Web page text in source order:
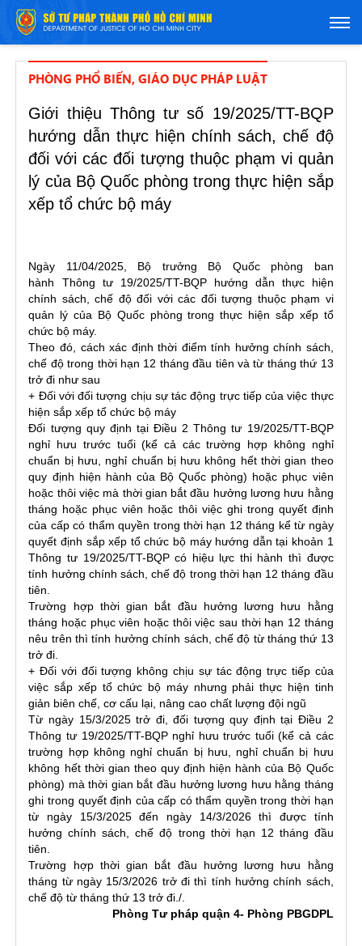
PHÒNG PHỔ BIẾN, GIÁO DỤC PHÁP LUẬT
Giới thiệu Thông tư số 19/2025/TT-BQP
hướng dẫn thực hiện chính sách, chế độ
đối với các đối tượng thuộc phạm vi quản
lý của Bộ Quốc phòng trong thực hiện sắp
xếp tổ chức bộ máy
Ngày 11/04/2025, Bộ trưởng Bộ Quốc phòng ban
hành Thông tư 19/2025/TT-BQPhướng dẫn thực hiện
chính sách, chế độ đối với các đối tượng thuộc phạm vi
quản lý của Bộ Quốc phòng trong thực hiện sắp xếp tổ
chức bộ máy.
Theo đó, cách xác định thời điểmtính hưởng chính sách,
chế độ trong thời hạn 12 tháng đầu tiên và từ tháng thứ 13
trở đi như sau
+ Đối với đối tượng chịu sự tác động trực tiếp của việc thực
hiện sắp xếp tổ chức bộ máy
Đối tượng quy định tại Điều 2 Thông tư 19/2025/TT-BQP
nghỉ hưu trước tuổi (kể cả các trường hợp không nghỉ
chuẩn bị hưu, nghỉ chuẩn bị hưu không hết thời gian theo
quy định hiện hành của Bộ Quốc phòng) hoặc phục viên
hoặc thôi việc mà thời gian bắt đầu hưởng lương hưu hằng
tháng hoặc phục viên hoặc thôi việc ghi trong quyết định
của cấp có thẩm quyền trong thời hạn 12 tháng kể từ ngày
quyết định sắp xếp tổ chức bộ máy hướng dẫn tại khoản 1
Thông tư 19/2025/TT-BQP có hiệu lực thi hành thì được
tính hưởng chính sách, chế độ trong thời hạn 12 tháng đầu
tiên.
Trường hợp thời gian bắt đầu hưởng lương hưu hằng
tháng hoặc phục viên hoặc thôi việc sau thời hạn 12 tháng
nêu trên thì tính hưởng chính sách, chế độ từ tháng thứ 13
trở đi.
+ Đối với đối tượng không chịu sự tác động trực tiếp của
việc sắp xếp tổ chức bộ máy nhưng phải thực hiện tinh
giản biên chế, cơ cấu lại, nâng cao chất lượng đội ngũ
Từ ngày 15/3/2025 trở đi, đối tượng quy định tại Điều 2
Thông tư 19/2025/TT-BQP nghỉ hưu trước tuổi (kể cả các
trường hợp không nghỉ chuẩn bị hưu, nghỉ chuẩn bị hưu
không hết thời gian theo quy định hiện hành của Bộ Quốc
phòng) mà thời gian bắt đầu hưởng lương hưu hằng tháng
ghi trong quyết định của cấp có thẩm quyền trong thời hạn
từ ngày 15/3/2025 đến ngày 14/3/2026 thì được tính
hưởng chính sách, chế độ trong thời hạn 12 tháng đầu
tiên.
Trường hợp thời gian bắt đầu hưởng lương hưu hằng
tháng từ ngày 15/3/2026 trở đi thì tính hưởng chính sách,
chế độ từ tháng thứ 13 trở đi./.
Phòng Tư pháp quận 4- Phòng PBGDPL